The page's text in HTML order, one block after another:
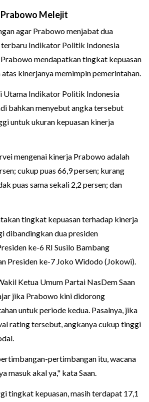
Melejit
agar Prabowo menjabat dua
terbaru Indikator Politik Indonesia
mendapatkan tingkat kepuasan
atas kinerjanya memimpin pemerintahan.
Utama Indikator Politik Indonesia
bahkan menyebut angka tersebut
untuk ukuran kepuasan kinerja
mengenai kinerja Prabowo adalah
cukup puas 66,9 persen; kurang
puas sama sekali 2,2 persen; dan
tingkat kepuasan terhadap kinerja
dibandingkan dua presiden
ke-6 RI Susilo Bambang
Presiden ke-7 Joko Widodo (Jokowi).
Ketua Umum Partai NasDem Saan
jika Prabowo kini didorong
untuk periode kedua. Pasalnya, jika
rating tersebut, angkanya cukup tinggi
pertimbangan itu, wacana
masuk akal ya," kata Saan.
tingkat kepuasan, masih terdapat 17,1